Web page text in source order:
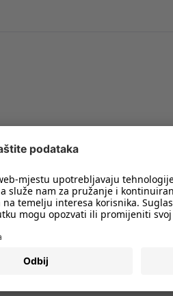
obavijesti o svim trendovima i
PRIJAVA